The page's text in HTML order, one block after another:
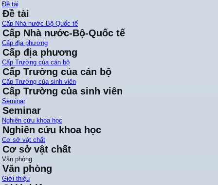
Đề tài
Đề tài
Cấp Nhà nước-Bộ-Quốc tế
Cấp Nhà nước-Bộ-Quốc tế
Cấp địa phương
Cấp địa phương
Cấp Trường của cán bộ
Cấp Trường của cán bộ
Cấp Trường của sinh viên
Cấp Trường của sinh viên
Seminar
Seminar
Nghiên cứu khoa học
Nghiên cứu khoa học
Cơ sở vật chất
Cơ sở vật chất
Văn phòng
Văn phòng
Giới thiệu